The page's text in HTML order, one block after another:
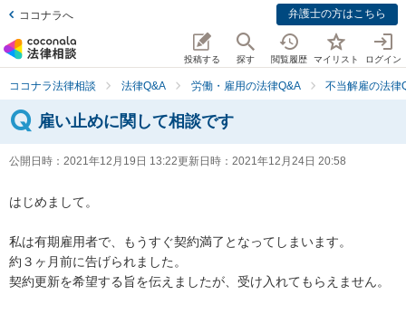
ココナラへ 弁護士の方はこちら
投稿する 探す 閲覧履歴 マイリスト ログイン
ココナラ法律相談 法律Q&A 労働・雇用の法律Q&A 不当解雇の法律
雇い止めに関して相談です
公開日時： 2021年12月19日 13:22更新日時： 2021年12月24日 20:58
はじめまして。
私は有期雇用者で、もうすぐ契約満了となってしまいます。
約３ヶ月前に告げられました。
契約更新を希望する旨を伝えましたが、受け入れてもらえません。